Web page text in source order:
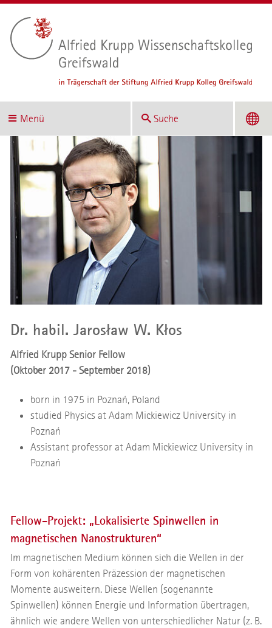
Menü Suche
Dr. habil. Jarosław W. Kłos
Alfried Krupp Senior Fellow
(Oktober 2017 - September 2018)
born in 1975 in Poznań, Poland
studied Physics at Adam Mickiewicz University in
Poznań
Assistant professor at Adam Mickiewicz University in
Poznań
Fellow-Projekt: „Lokalisierte Spinwellen in
magnetischen Nanostrukturen“
Im magnetischen Medium können sich die Wellen in der
Form von kohärenten Präzession der magnetischen
Momente ausweitern. Diese Wellen (sogenannte
Spinwellen) können Energie und Information übertragen,
ähnlich wie andere Wellen von unterschiedlicher Natur (z. B.